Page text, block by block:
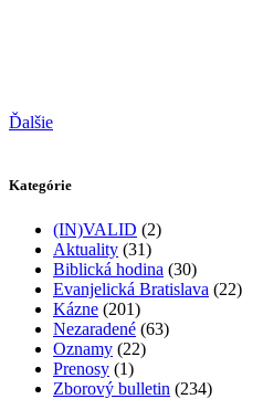
Ďalšie
Kategórie
(IN)VALID (2)
Aktuality (31)
Biblická hodina (30)
Evanjelická Bratislava (22)
Kázne (201)
Nezaradené (63)
Oznamy (22)
Prenosy (1)
Zborový bulletin (234)